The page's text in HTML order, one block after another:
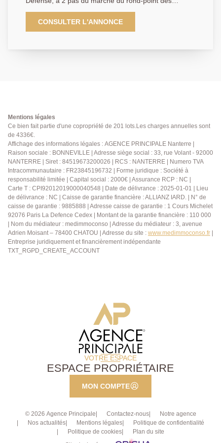
Bergères, l'Agence Principale vous propose cet
agréable 3 pièces de 64 m² en dernier étage d'une
résidence Kaufman de 2012 de standing.
CONSULTER L'ANNONCE
Mentions légales
Ce bien fait partie d'une copropriété de 201 lots.Les charges annuelles sont
de 4336€.
Affichage des informations légales : AGENCE PRINCIPALE Nanterre |
Raison sociale : BONNEVILLE | Adresse siège social : 33, rue Volant - 92000
NANTERRE | Siret : 84519673200026 | RCS : NANTERRE | Numero TVA
Intracommunautaire : FR23845196732 | Forme juridique : Société à
responsabilité limitée | Capital social : 2000€ | Assurance RCP : NC |
Carte T : CPI92012019000040548 | Date de délivrance : 2025-01-01 | Lieu
de délivrance : NC | Caisse de garantie financière : ALLIANZ IARD. | N° de
caisse de garantie : 9885888 | Adresse caisse de garantie : 1 Cours Michelet
92076 Paris La Defence Cedex | Montant de la garantie financière : 110 000
| Nom du médiateur : medimmoconso | Adresse du médiateur : 3, avenue
Adrien Moisant – 78400 CHATOU | Adresse du site : www.medimmoconso.fr
Entreprise juridiquement et financièrement indépendante
TXT_RGPD_CREATE_ACCOUNT
VOTRE ESPACE
ESPACE PROPRIÉTAIRE
MON COMPTE
© 2026 Agence Principale Contactez-nous
Notre agence
Nos actualités
Mentions légales
Politique de confidentialité
Politique de cookies
Plan du site